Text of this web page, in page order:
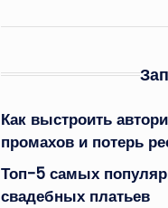
Как выстроить
промахов и потерь
Топ-5 самых
свадебных платьев